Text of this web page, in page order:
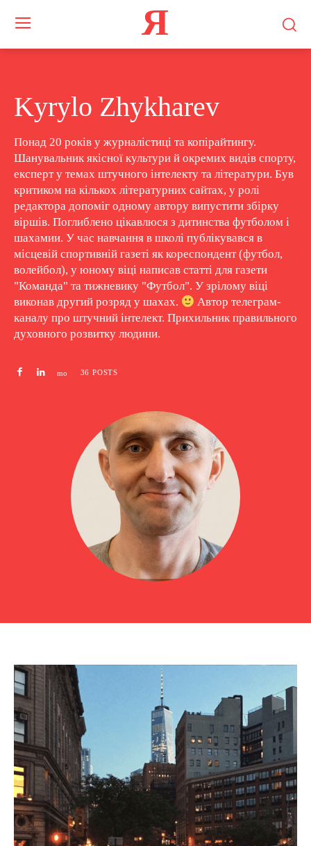
Я
Kyrylo Zhykharev
Понад 20 років у журналістиці та копірайтингу.
Шанувальник якісної культури й окремих видів спорту,
експерт у темах штучного інтелекту та літератури. Був
критиком на кількох літературних сайтах, у ролі
редактора допоміг одному автору випустити збірку
віршів. Поглиблено цікавлюся з дитинства футболом і
шахамии. У час навчання в школі публікувався в
місцевій спортивній газеті як кореспондент (футбол,
волейбол), у юному віці написав статті для газети
"Команда" та тижневику "Футбол". У зрілому віці
виконав другий розряд у шахах.
Автор телеграм-
каналу про штучний інтелект. Прихильник правильного
духовного розвитку людини.
36 POSTS